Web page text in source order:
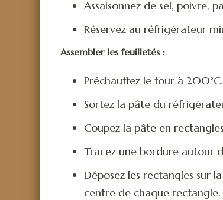
Assaisonnez de sel, poivre,
Réservez au réfrigérateur
Assembler les feuilletés :
Préchauffez le four à
Sortez la pâte du
Coupez la pâte en
Tracez une bordure autour
Déposez les rectangles sur
centre de chaque rectangle.